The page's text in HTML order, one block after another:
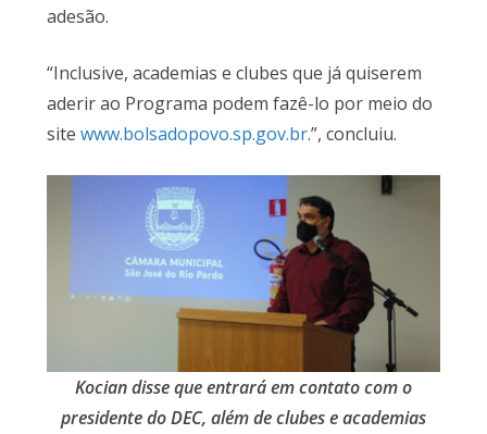
adesão.
“Inclusive, academias e clubes que já quiserem
aderir ao Programa podem fazê-lo por meio do
site www.bolsadopovo.sp.gov.br.”, concluiu.
Kocian disse que entrará em contato com o
presidente do DEC, além de clubes e academias